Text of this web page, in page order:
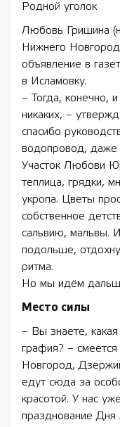
Родной уголок
Любовь Гришина
Нижнего
объявление в
в Исламовку.
– Тогда, конечно,
никаких, –
спасибо
водопровод, даже
Участок Любови
теплица, грядки,
укропа. Цветы
собственное
сальвию, мальвы.
подольше,
ритма.
Но мы идём
Место силы
– Вы знаете, какая
графия? –
Новгород,
едут сюда за
красотой. У нас
празднование Дня